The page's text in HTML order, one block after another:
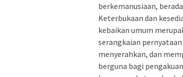
berkemanusiaan,
Keterbukaan dan
kebaikan umum
serangkaian
menyerahkan, dan
berguna bagi